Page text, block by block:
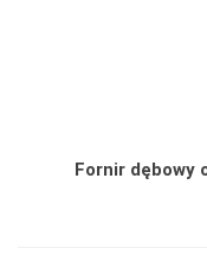
Fornir dębowy